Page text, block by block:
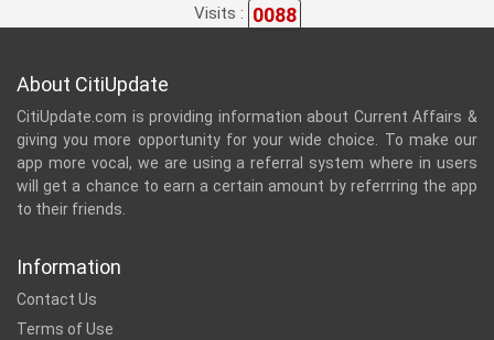
Visits : 0088
About CitiUpdate
CitiUpdate.com is providing information about Current Affairs &
giving you more opportunity for your wide choice. To make our
app more vocal, we are using a referral system where in users
will get a chance to earn a certain amount by referrring the app
to their friends.
Information
Contact Us
Terms of Use